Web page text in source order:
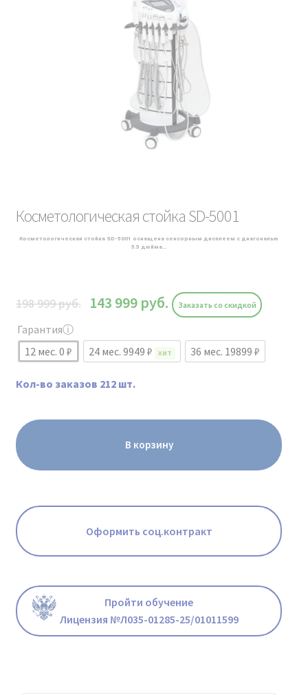
Косметологическая стойка SD-5001
Косметологическая стойка SD-5001 оснащена сенсорным дисплеем с диагональю
5.5 дюйма…
198 999руб. 143 999 руб. Заказать со скидкой
Гарантияⓘ
12 мес. 0 ₽
24 мес. 9949 ₽ ХИТ 36 мес. 19899 ₽
Кол-во заказов 212 шт.
В корзину
Оформить соц.контракт
Пройти обучение
Лицензия №Л035-01285-25/01011599